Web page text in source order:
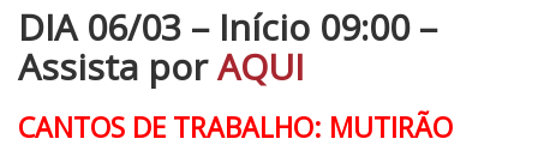
DIA 06/03 – Início 09:00 –
Assista porAQUI
CANTOS DE TRABALHO: MUTIRÃO